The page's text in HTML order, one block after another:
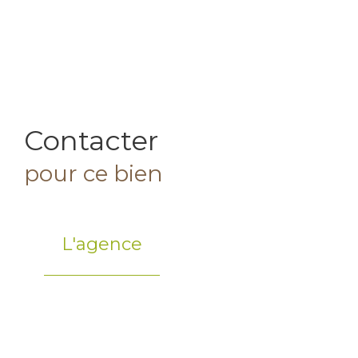
Contacter
pour ce bien
L'agence